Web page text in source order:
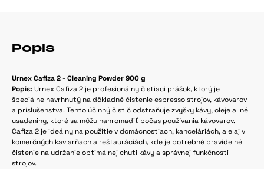
Popis
Urnex Cafiza 2 - Cleaning Powder 900 g
Popis: Urnex Cafiza 2 je profesionálny čistiaci prášok, ktorý je
špeciálne navrhnutý na dôkladné čistenie espresso strojov, kávovarov
a príslušenstva. Tento účinný čistič odstraňuje zvyšky kávy, oleje a iné
usadeniny, ktoré sa môžu nahromadiť počas používania kávovarov.
Cafiza 2 je ideálny na použitie v domácnostiach, kanceláriách, ale aj v
komerčných kaviarňach a reštauráciách, kde je potrebné pravidelné
čistenie na udržanie optimálnej chuti kávy a správnej funkčnosti
strojov.